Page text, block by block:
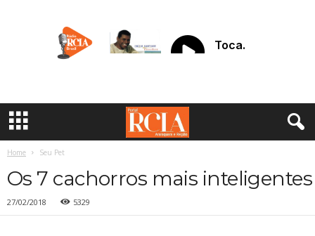
a
Home Seu Pet
Os 7 cachorros mais inteligentes
27/02/2018 5329